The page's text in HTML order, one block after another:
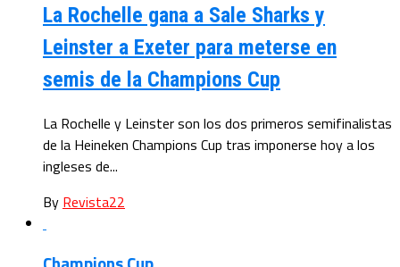
La Rochelle gana a Sale Sharks y
Leinster a Exeter para meterse en
semis de la Champions Cup
La Rochelle y Leinster son los dos primeros semifinalistas
de la Heineken Champions Cup tras imponerse hoy a los
ingleses de...
By Revista22